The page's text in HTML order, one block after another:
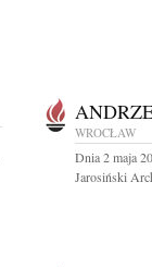
WROCŁAW
Dnia 2 maja
Jarosiński